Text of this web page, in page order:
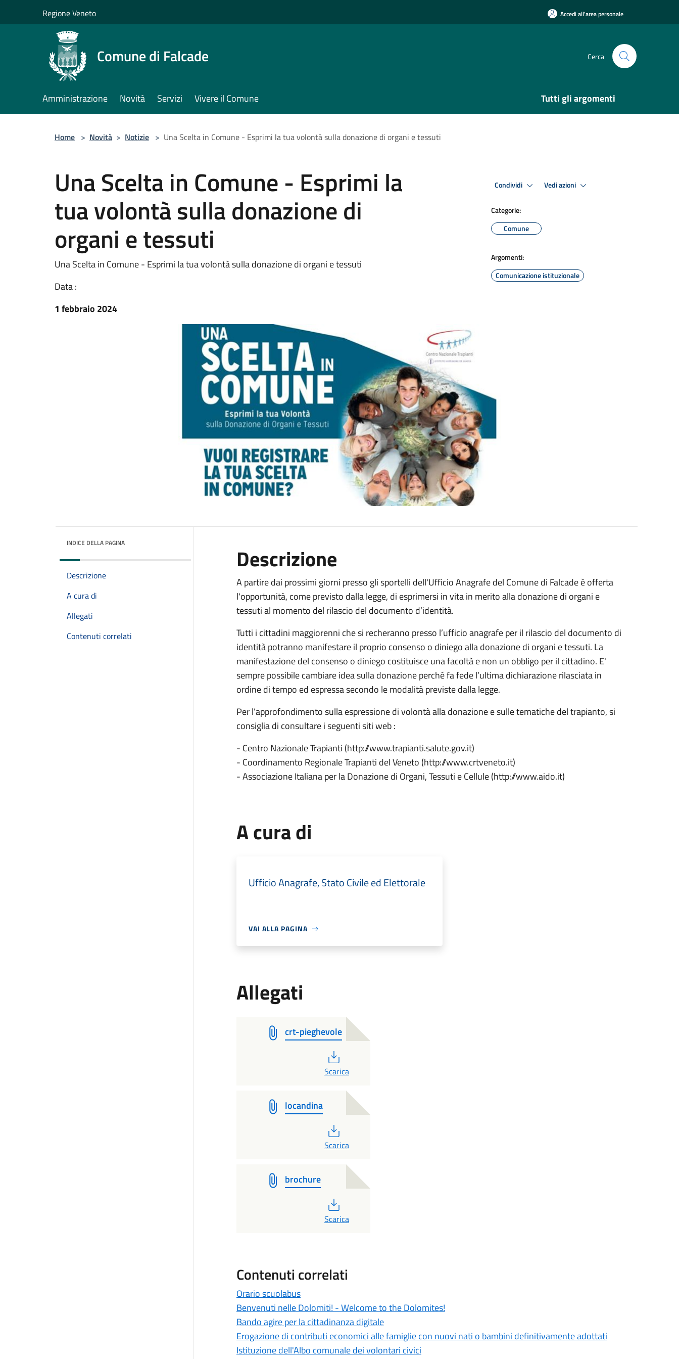
Regione Veneto Accedi all'area personale
Comune di Falcade Cerca
Amministrazione Novità Servizi Vivere il Comune Tutti gli argomenti
Home > Novità > Notizie > Una Scelta in Comune - Esprimi la tua volontà sulla donazione di organi e tessuti
Una Scelta in Comune - Esprimi la
tua volontà sulla donazione di
organi e tessuti
Una Scelta in Comune - Esprimi la tua volontà sulla donazione di organi e tessuti
Data :
1 febbraio 2024
Condividi Vedi azioni
Categorie:
Comune
Argomenti:
Comunicazione istituzionale
INDICE DELLA PAGINA
Descrizione
A cura di
Allegati
Contenuti correlati
Descrizione
A partire dai prossimi giorni presso gli sportelli dell'Ufficio Anagrafe del Comune di Falcade è offerta
l'opportunità, come previsto dalla legge, di esprimersi in vita in merito alla donazione di organi e
tessuti al momento del rilascio del documento d’identità.
Tutti i cittadini maggiorenni che si recheranno presso l’ufficio anagrafe per il rilascio del documento di
identità potranno manifestare il proprio consenso o diniego alla donazione di organi e tessuti. La
manifestazione del consenso o diniego costituisce una facoltà e non un obbligo per il cittadino. E'
sempre possibile cambiare idea sulla donazione perché fa fede l’ultima dichiarazione rilasciata in
ordine di tempo ed espressa secondo le modalità previste dalla legge.
Per l’approfondimento sulla espressione di volontà alla donazione e sulle tematiche del trapianto, si
consiglia di consultare i seguenti siti web :
- Centro Nazionale Trapianti (http://www.trapianti.salute.gov.it)
- Coordinamento Regionale Trapianti del Veneto (http://www.crtveneto.it)
- Associazione Italiana per la Donazione di Organi, Tessuti e Cellule (http://www.aido.it)
A cura di
Ufficio Anagrafe, Stato Civile ed Elettorale
VAI ALLA PAGINA
Allegati
crt-pieghevole
PDF
Scarica
locandina
PDF
Scarica
brochure
PDF
Scarica
Contenuti correlati
Orario scuolabus
Benvenuti nelle Dolomiti! - Welcome to the Dolomites!
Bando agire per la cittadinanza digitale
Erogazione di contributi economici alle famiglie con nuovi nati o bambini definitivamente adottati
Istituzione dell'Albo comunale dei volontari civici